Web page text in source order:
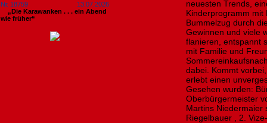
Nr. 18759
13.07.2026
„Die Karawanken . . . ein Abend
wie früher“
neuesten Trends,
Kinderprogramm mit
Bummelzug durch
Gewinnen und viele
flanieren, entspannt
mit Familie und
dabei. Kommt
erlebt einen
Gesehen wurden:
Oberbürgermeister
Martins Niedermaier
Riegelbauer , 2.